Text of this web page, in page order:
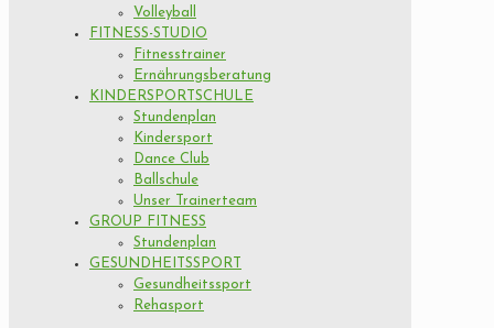
Volleyball
FITNESS-STUDIO
Fitnesstrainer
Ernährungsberatung
KINDERSPORTSCHULE
Stundenplan
Kindersport
Dance Club
Ballschule
Unser Trainerteam
GROUP FITNESS
Stundenplan
GESUNDHEITSSPORT
Gesundheitssport
Rehasport